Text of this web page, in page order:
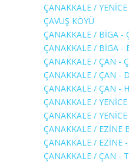
ÇANAKKALE /
ÇAVUŞ KÖYÜ
ÇANAKKALE / BİGA -
ÇANAKKALE / BİGA -
ÇANAKKALE / ÇAN -
ÇANAKKALE / ÇAN -
ÇANAKKALE / ÇAN -
ÇANAKKALE /
ÇANAKKALE /
ÇANAKKALE / EZİNE
ÇANAKKALE / EZİNE
ÇANAKKALE / ÇAN -